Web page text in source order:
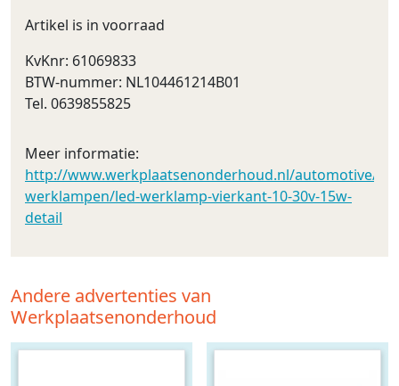
Artikel is in voorraad
KvKnr: 61069833
BTW-nummer: NL104461214B01
Tel. 0639855825
Meer informatie:
http://www.werkplaatsenonderhoud.nl/automotive/
werklampen/led-werklamp-vierkant-10-30v-15w-
detail
Andere advertenties van
Werkplaatsenonderhoud